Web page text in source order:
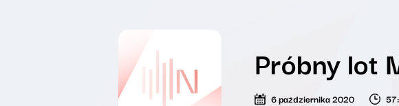
Próbny lot
6 października 2020